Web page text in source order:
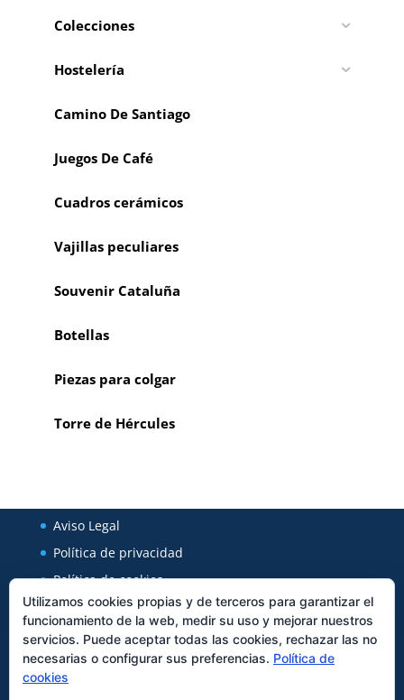
Colecciones
Hostelería
Camino De Santiago
Juegos De Café
Cuadros cerámicos
Vajillas peculiares
Souvenir Cataluña
Botellas
Piezas para colgar
Torre de Hércules
Aviso Legal
Política de privacidad
Política de cookies
Regal Cerámica
Utilizamos cookies propias y de terceros para garantizar el
funcionamiento de la web, medir su uso y mejorar nuestros
servicios. Puede aceptar todas las cookies, rechazar las no
necesarias o configurar sus preferencias. Política de
cookies